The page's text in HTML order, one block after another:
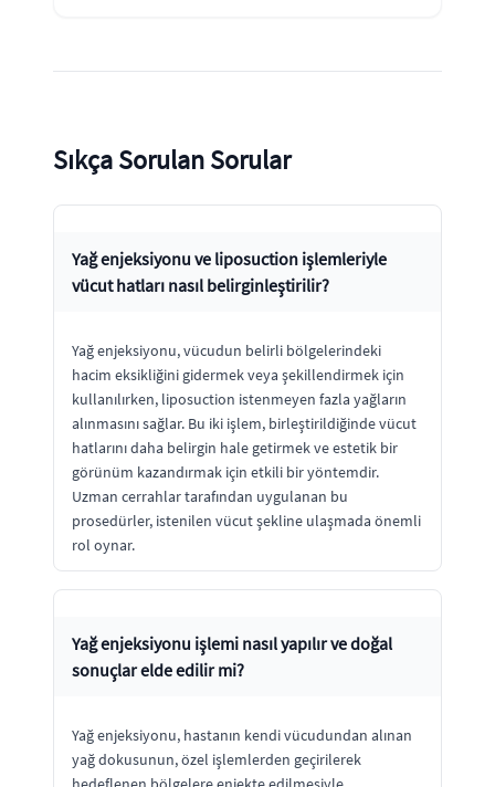
Sıkça Sorulan Sorular
Yağ enjeksiyonu ve liposuction işlemleriyle
vücut hatları nasıl belirginleştirilir?
Yağ enjeksiyonu, vücudun belirli bölgelerindeki
hacim eksikliğini gidermek veya şekillendirmek için
kullanılırken, liposuction istenmeyen fazla yağların
alınmasını sağlar. Bu iki işlem, birleştirildiğinde vücut
hatlarını daha belirgin hale getirmek ve estetik bir
görünüm kazandırmak için etkili bir yöntemdir.
Uzman cerrahlar tarafından uygulanan bu
prosedürler, istenilen vücut şekline ulaşmada önemli
rol oynar.
Yağ enjeksiyonu işlemi nasıl yapılır ve doğal
sonuçlar elde edilir mi?
Yağ enjeksiyonu, hastanın kendi vücudundan alınan
yağ dokusunun, özel işlemlerden geçirilerek